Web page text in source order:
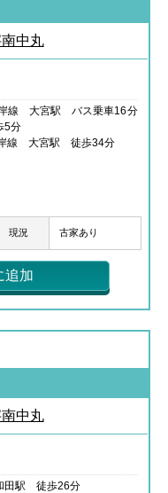
中丸
線 大宮駅 バス乗車16分
5分
線 大宮駅 徒歩34分
現況 古家あり
追加
中丸
田駅 徒歩26分